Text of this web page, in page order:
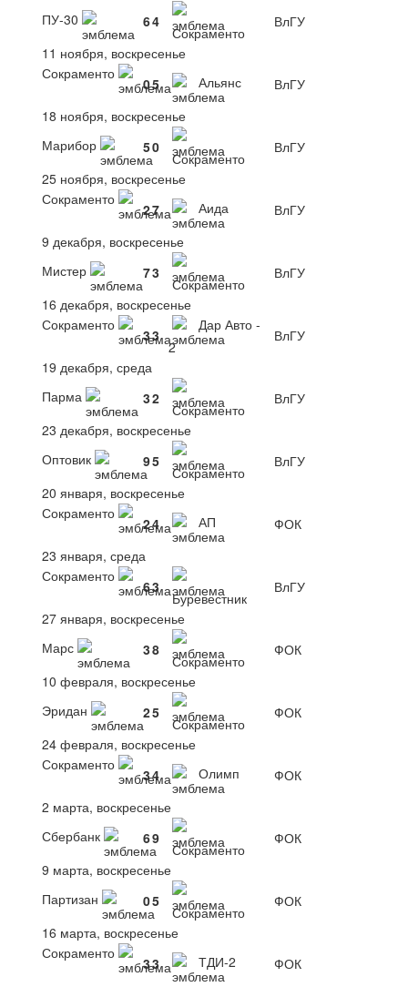
ПУ-30
64
Сокраменто
ВлГУ
11 ноября, воскресенье
Сокраменто
05 Альянс
ВлГУ
18 ноября, воскресенье
Марибор
50
Сокраменто
ВлГУ
25 ноября, воскресенье
Сокраменто
27 Аида
ВлГУ
9 декабря, воскресенье
Мистер
73
Сокраменто
ВлГУ
16 декабря, воскресенье
Сокраменто
33
Дар Авто -
2
ВлГУ
19 декабря, среда
Парма
32
Сокраменто
ВлГУ
23 декабря, воскресенье
Оптовик
95
Сокраменто
ВлГУ
20 января, воскресенье
Сокраменто
24 АП
ФОК
23 января, среда
Сокраменто
63
Буревестник
ВлГУ
27 января, воскресенье
Марс
38
Сокраменто
ФОК
10 февраля, воскресенье
Эридан
25
Сокраменто
ФОК
24 февраля, воскресенье
Сокраменто
34 Олимп
ФОК
2 марта, воскресенье
Сбербанк
69
Сокраменто
ФОК
9 марта, воскресенье
Партизан
05
Сокраменто
ФОК
16 марта, воскресенье
Сокраменто
33 ТДИ-2
ФОК